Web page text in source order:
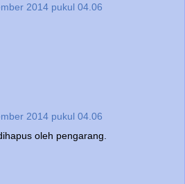
2014 pukul 04.06
2014 pukul 04.06
oleh pengarang.